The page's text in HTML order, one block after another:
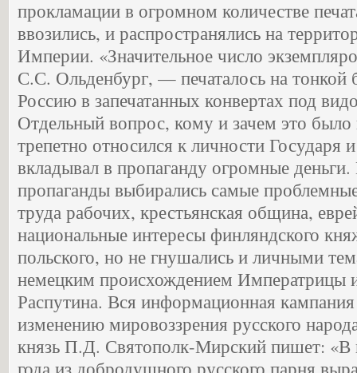
прокламации в огромном количестве
ввозились, и распространялись на
Империи. «Значительное число
С.С. Ольденбург, — печаталось на тонкой
Россию в запечатанных конвертах под
Отдельный вопрос, кому и зачем это
трепетно относился к личности Государя
вкладывал в пропаганду огромные деньги.
пропаганды выбирались самые
труда рабочих, крестьянская община,
национальные интересы финляндского
польского, но не гнушались и личными
немецким происхождением Императрицы
Распутина. Вся информационная
изменению мировоззрения русского
князь П.Д. Святополк-Мирский пишет: «В
года из добродушного русского парня